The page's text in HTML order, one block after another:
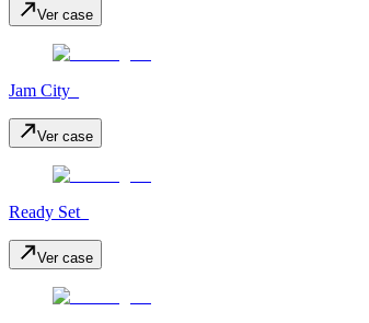
Ver case
Jam City_
Ver case
Ready Set_
Ver case